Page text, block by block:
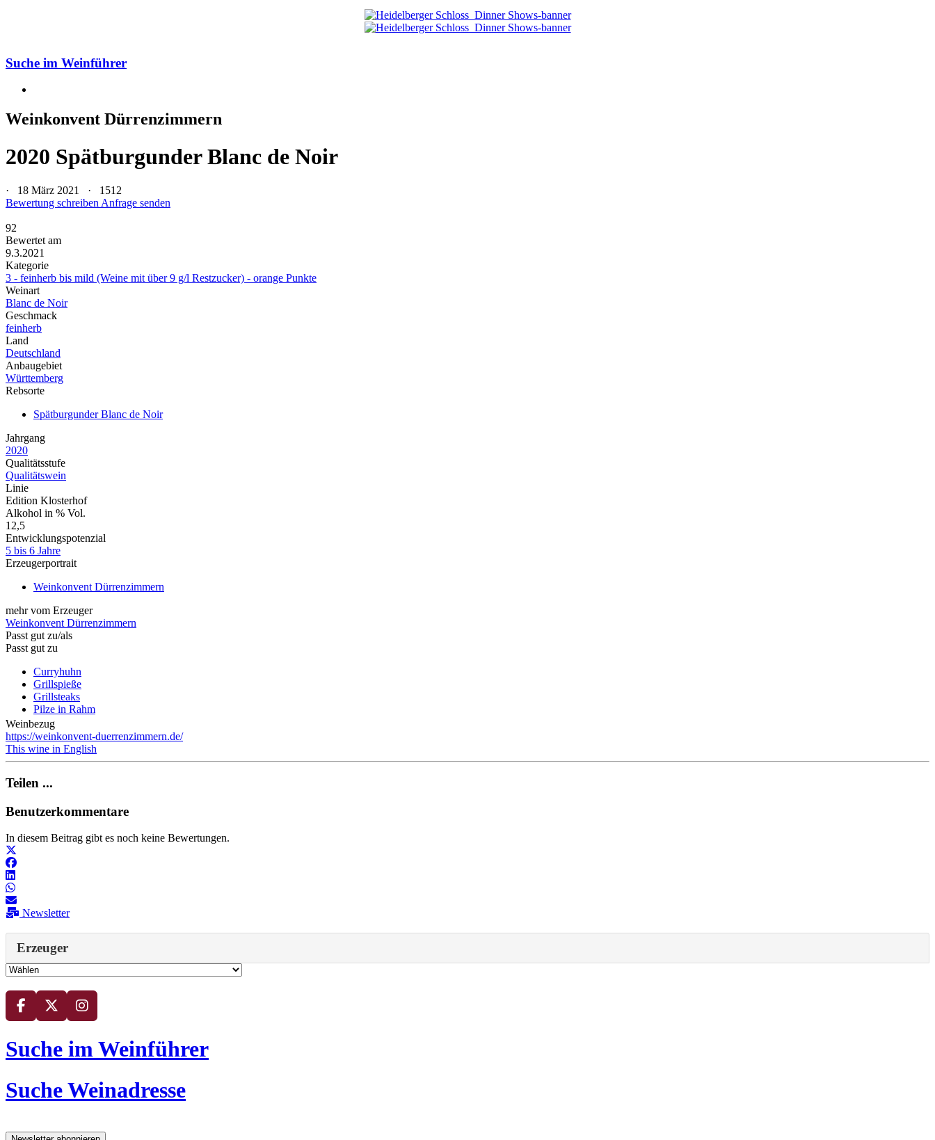
Suche im Weinführer
Weinkonvent Dürrenzimmern
2020 Spätburgunder Blanc de Noir
· 18 März 2021 ·
1512
Bewertung schreiben Anfrage senden
92
Bewertet am
9.3.2021
Kategorie
3 - feinherb bis mild (Weine mit über 9 g/l Restzucker) - orange Punkte
Weinart
Blanc de Noir
Geschmack
feinherb
Land
Deutschland
Anbaugebiet
Württemberg
Rebsorte
Spätburgunder Blanc de Noir
Jahrgang
2020
Qualitätsstufe
Qualitätswein
Linie
Edition Klosterhof
Alkohol in % Vol.
12,5
Entwicklungspotenzial
5 bis 6 Jahre
Erzeugerportrait
Weinkonvent Dürrenzimmern
mehr vom Erzeuger
Weinkonvent Dürrenzimmern
Passt gut zu/als
Passt gut zu
Curryhuhn
Grillspieße
Grillsteaks
Pilze in Rahm
Weinbezug
https://weinkonvent-duerrenzimmern.de/
This wine in English
Teilen ...
Benutzerkommentare
In diesem Beitrag gibt es noch keine Bewertungen.
Newsletter
Erzeuger
Suche im Weinführer
Suche Weinadresse